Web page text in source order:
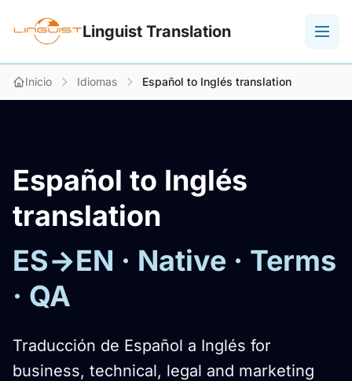
Linguist Translation
Inicio Idiomas Español to Inglés translation
Español to Inglés
translation
ES→EN · Native · Terms
· QA
Traducción de Español a Inglés for
business, technical, legal and marketing